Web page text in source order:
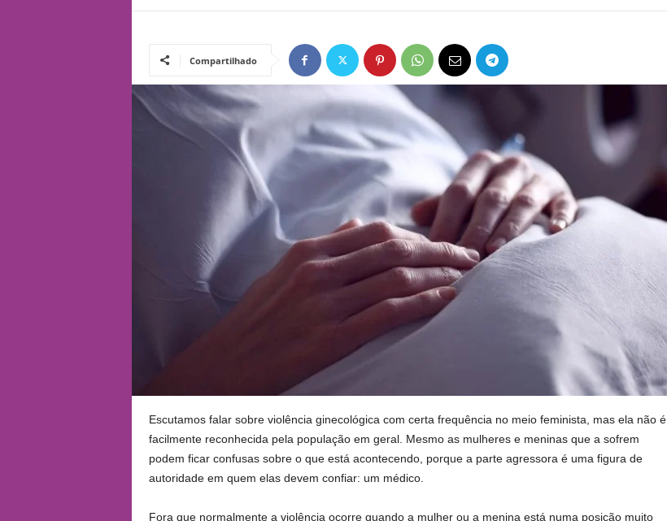
Compartilhado
Escutamos falar sobre violência ginecológica com certa frequência no meio feminista, mas ela não é
facilmente reconhecida pela população em geral. Mesmo as mulheres e meninas que a sofrem
podem ficar confusas sobre o que está acontecendo, porque a parte agressora é uma figura de
autoridade em quem elas devem confiar: um médico.
Fora que normalmente a violência ocorre quando a mulher ou a menina está numa posição muito